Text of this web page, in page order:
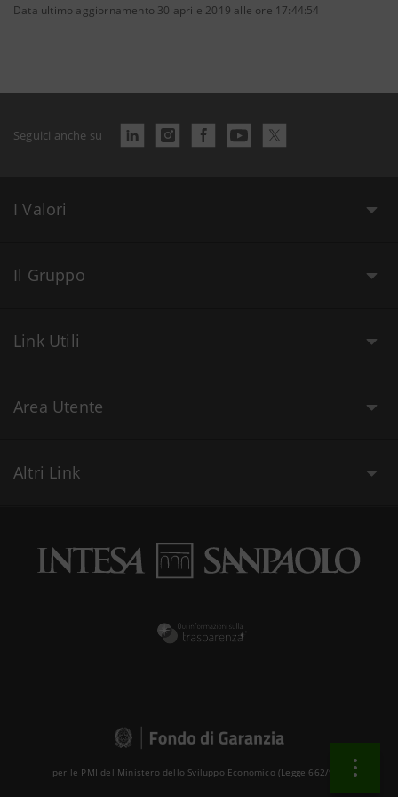
Data ultimo aggiornamento 30 aprile 2019 alle ore 17:44:54
Seguici anche su
I Valori
Il Gruppo
Link Utili
Area Utente
Altri Link
per le PMI del Ministero dello Sviluppo Economico (Legge 662/96 )